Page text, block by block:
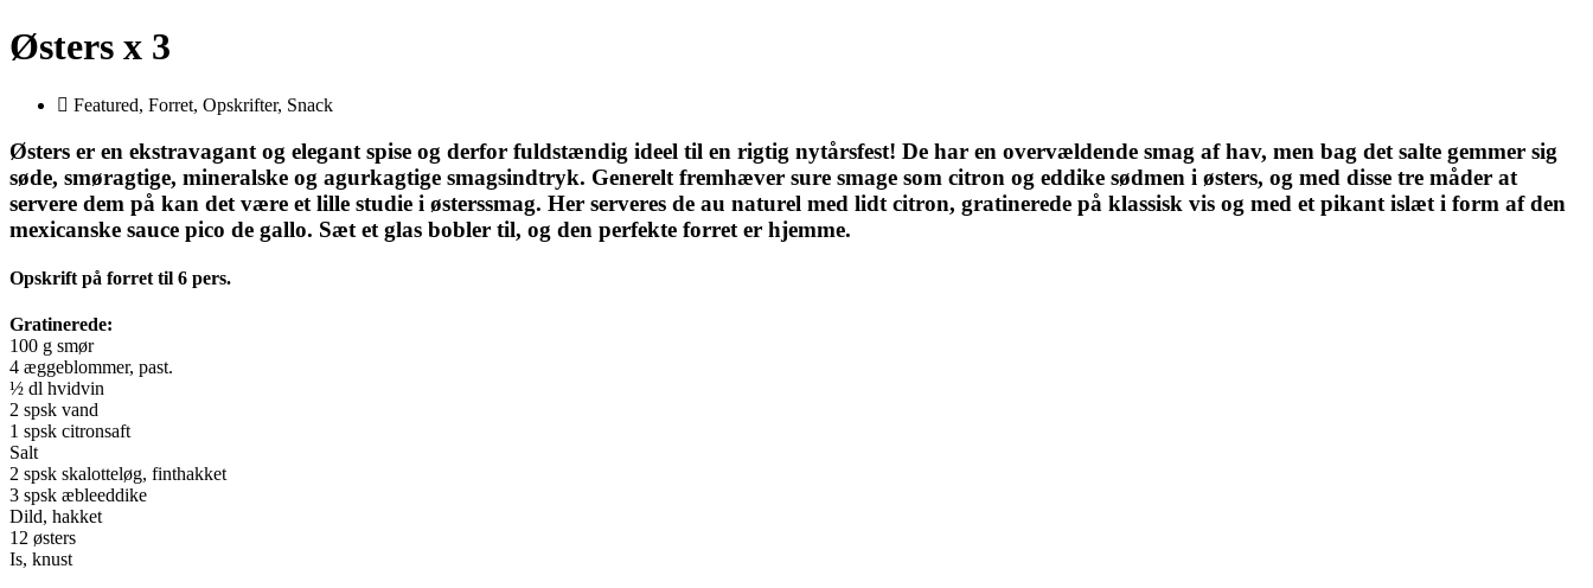
Østers x 3
Featured, Forret, Opskrifter, Snack
Østers er en ekstravagant og elegant spise og derfor fuldstændig ideel til en rigtig nytårsfest! De har en overvældende smag af hav, men bag det salte gemmer sig
søde, smøragtige, mineralske og agurkagtige smagsindtryk. Generelt fremhæver sure smage som citron og eddike sødmen i østers, og med disse tre måder at
servere dem på kan det være et lille studie i østerssmag. Her serveres de au naturel med lidt citron, gratinerede på klassisk vis og med et pikant islæt i form af den
mexicanske sauce pico de gallo. Sæt et glas bobler til, og den perfekte forret er hjemme.
Opskrift på forret til 6 pers.
Gratinerede:
100 g smør
4 æggeblommer, past.
½ dl hvidvin
2 spsk vand
1 spsk citronsaft
Salt
2 spsk skalotteløg, finthakket
3 spsk æbleeddike
Dild, hakket
12 østers
Is, knust